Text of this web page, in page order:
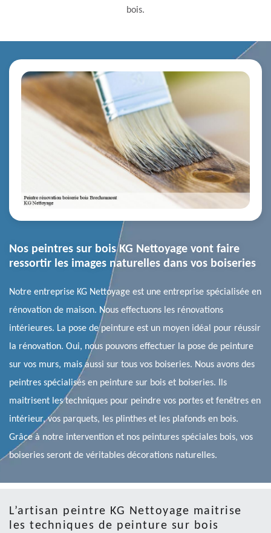
bois.
Nos peintres sur bois KG Nettoyage vont faire
ressortir les images naturelles dans vos boiseries
Notre entreprise KG Nettoyage est une entreprise spécialisée en
rénovation de maison. Nous effectuons les rénovations
intérieures. La pose de peinture est un moyen idéal pour réussir
la rénovation. Oui, nous pouvons effectuer la pose de peinture
sur vos murs, mais aussi sur tous vos boiseries. Nous avons des
peintres spécialisés en peinture sur bois et boiseries. Ils
maitrisent les techniques pour peindre vos portes et fenêtres en
intérieur, vos parquets, les plinthes et les plafonds en bois.
Grâce à notre intervention et nos peintures spéciales bois, vos
boiseries seront de véritables décorations naturelles.
L’artisan peintre KG Nettoyage maitrise
les techniques de peinture sur bois